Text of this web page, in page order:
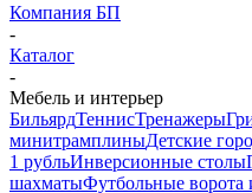
Компания БП
-
Каталог
-
Мебель и интерьер
БильярдТеннисТренажеры
минитрамплиныДетские
1 рубльИнверсионные столы
шахматыФутбольные ворота